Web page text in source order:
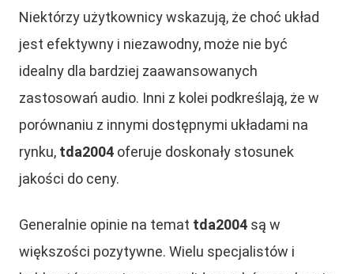
Niektórzy użytkownicy wskazują, że choć układ
jest efektywny i niezawodny, może nie być
idealny dla bardziej zaawansowanych
zastosowań audio. Inni z kolei podkreślają, że w
porównaniu z innymi dostępnymi układami na
rynku, tda2004 oferuje doskonały stosunek
jakości do ceny.
Generalnie opinie na temat tda2004 są w
większości pozytywne. Wielu specjalistów i